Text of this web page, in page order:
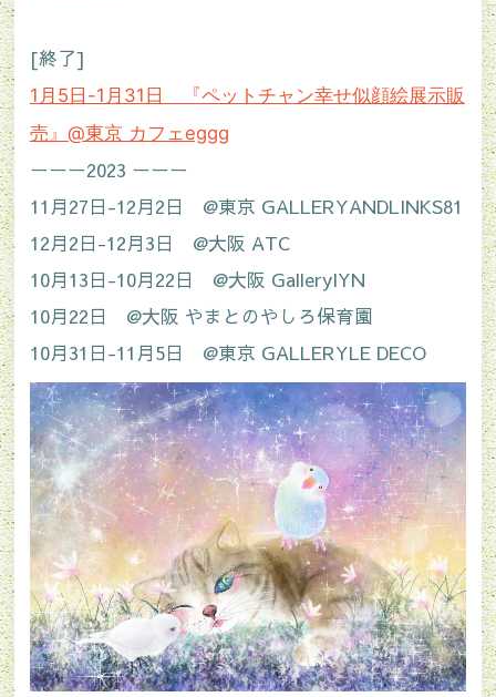
[終了]
1月5日-1月31日 『ペットチャン幸せ似顔絵展示販
売』 @東京 カフェeggg
ーーー2023 ーーー
11月27日-12月2日 @東京 GALLERYANDLINKS81
12月2日-12月3日 @大阪 ATC
10月13日-10月22日 @大阪 GalleryIYN
10月22日 @大阪 やまとのやしろ保育園
10月31日-11月5日 @東京 GALLERYLE DECO